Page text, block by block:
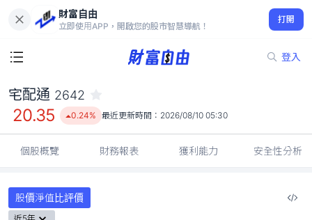
財富自由
立即使用APP，開啟您的股市智慧導航！
打開
登入
20.35
0.24%
宅配通 2642
20.35 0.24% 最近更新時間： 2026/08/10 05:30
個股概覽 財務報表 獲利能力 安全性分析
股價淨值比評價